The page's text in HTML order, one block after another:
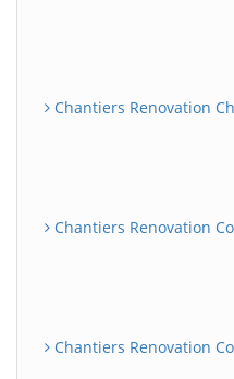
Chantiers Renovation
Chantiers Renovation
Chantiers Renovation